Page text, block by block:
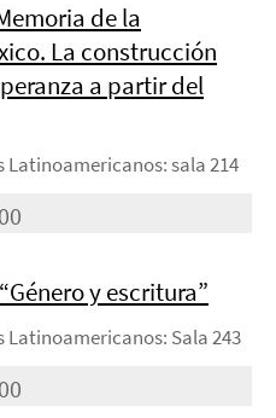
de la
La construcción
a partir del
sala 214
y escritura”
Sala 243